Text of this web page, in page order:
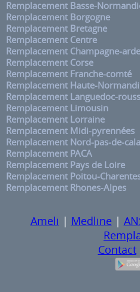
Remplacement Basse-
Remplacement Borgogne
Remplacement Bretagne
Remplacement Centre
Remplacement Champagne-
Remplacement Corse
Remplacement Franche-comté
Remplacement Haute-
Remplacement Languedoc-
Remplacement Limousin
Remplacement Lorraine
Remplacement Midi-pyrennées
Remplacement Nord-pas-de-
Remplacement PACA
Remplacement Pays de Loire
Remplacement Poitou-
Remplacement Rhones-Alpes
Ameli | Medline |
Contact